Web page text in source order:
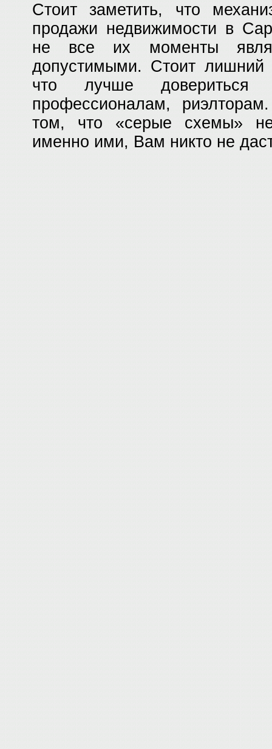
Стоит заметить, что
продажи недвижимости в
не все их моменты
допустимыми. Стоит
что лучше
профессионалам,
том, что «серые схемы» не
именно ими, Вам никто не